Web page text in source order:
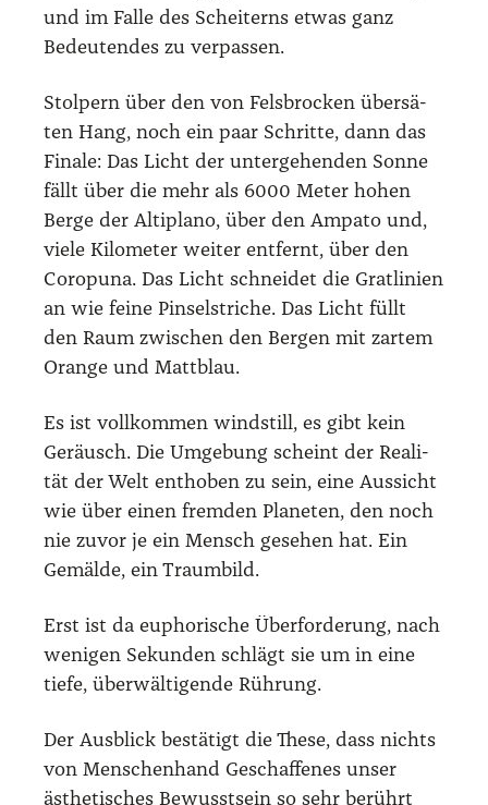
und im Fal­le des Schei­terns etwas ganz
Bedeu­ten­des zu ver­pas­sen.
Stol­pern über den von Fels­bro­cken über­sä­
ten Hang, noch ein paar Schrit­te, dann das
Fina­le: Das Licht der unter­ge­hen­den Son­ne
fällt über die mehr als 6000 Meter hohen
Ber­ge der Alti­pla­no, über den Ampa­to und,
vie­le Kilo­me­ter wei­ter ent­fernt, über den
Coro­pu­na. Das Licht schnei­det die Grat­li­ni­en
an wie fei­ne Pin­sel­stri­che. Das Licht füllt
den Raum zwi­schen den Ber­gen mit zar­tem
Oran­ge und Matt­blau.
Es ist voll­kom­men wind­still, es gibt kein
Geräusch. Die Umge­bung scheint der Rea­li­
tät der Welt ent­ho­ben zu sein, eine Aus­sicht
wie über einen frem­den Pla­ne­ten, den noch
nie zuvor je ein Mensch gese­hen hat. Ein
Gemäl­de, ein Traum­bild.
Erst ist da eupho­ri­sche Über­for­de­rung, nach
weni­gen Sekun­den schlägt sie um in eine
tie­fe, über­wäl­ti­gen­de Rüh­rung.
Der Aus­blick bestä­tigt die The­se, dass nichts
von Men­schen­hand Geschaf­fe­nes unser
ästhe­ti­sches Bewusst­sein so sehr berührt